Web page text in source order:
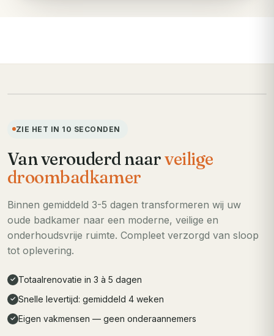
ZIE HET IN 10 SECONDEN
Van verouderd naarveilige
droombadkamer
Binnen gemiddeld 3-5 dagen transformeren wij uw
oude badkamer naar een moderne, veilige en
onderhoudsvrije ruimte. Compleet verzorgd van sloop
tot oplevering.
✓ Totaalrenovatie in 3 à 5 dagen
✓ Snelle levertijd: gemiddeld 4 weken
✓ Eigen vakmensen — geen onderaannemers